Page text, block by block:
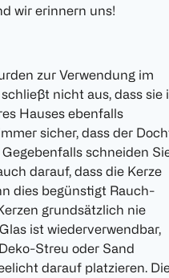
wir erinnern uns!
zur Verwendung im
nicht aus, dass sie
Hauses ebenfalls
sicher, dass der
schneiden
darauf, dass die Kerze
dies begünstigt Rauch-
grundsätzlich nie
ist wiederverwendbar,
Streu oder Sand
darauf platzieren.